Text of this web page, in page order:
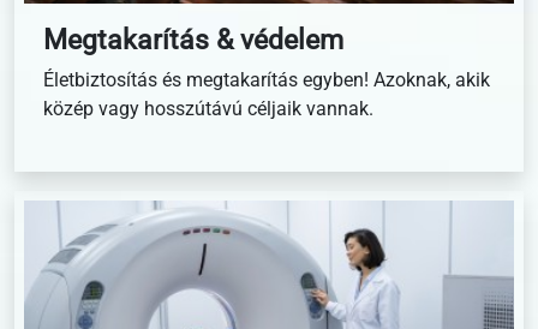
Megtakarítás & védelem
Életbiztosítás és megtakarítás egyben! Azoknak, akik
közép vagy hosszútávú céljaik vannak.